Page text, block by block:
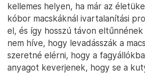
kellemes helyen, ha már az
kóbor macskáknál ivartalanítási
el, és így hosszú távon
nem híve, hogy levadásszák a
szeretné elérni, hogy a
anyagot keverjenek, hogy se a